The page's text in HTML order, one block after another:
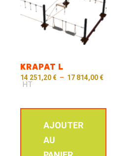
KRAPAT L
14 251,20 € – 17 814,00 €
HT
AJOUTER
AU